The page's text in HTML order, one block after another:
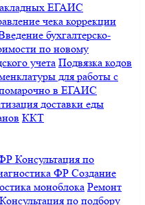
ЕГАИС
чека коррекции
бухгалтерско-
по новому
учета Подвязка кодов
для работы с
в ЕГАИС
доставки еды
ККТ
Консультация по
ФР Создание
моноблока Ремонт
Консультация по подбору